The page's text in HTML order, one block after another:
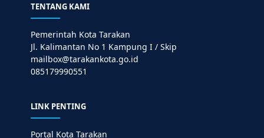
TENTANG KAMI
Pemerintah Kota Tarakan
Jl. Kalimantan No 1 Kampung I / Skip
mailbox@tarakankota.go.id
085179990551
LINK PENTING
Portal Kota Tarakan